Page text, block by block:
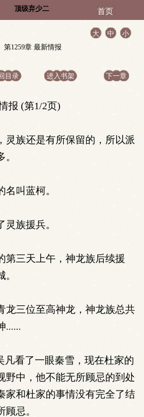
顶级弃少二 首页
大 中
小
第1259章 最新情报
目录 进入书架 下一章
报 (第1/2页)
族还是有所保留的，所以派
叫蓝柯。
族援兵。
三天上午，神龙族后续援
三位至高神龙，神龙族总共
......
看了一眼秦雪，现在杜家的
野中，他不能无所顾忌的到处
家和杜家的事情没有完全了结
忌。